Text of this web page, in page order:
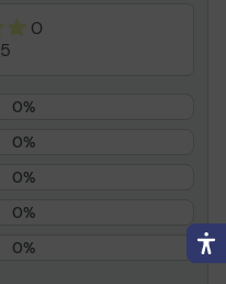
SL-M2024, SL-
SL-M2010W, SL-
SL-M2021W, SL-
SL-M2022W, SL-
SL-M2026W, SL-
0
0%
0%
0%
0%
0%